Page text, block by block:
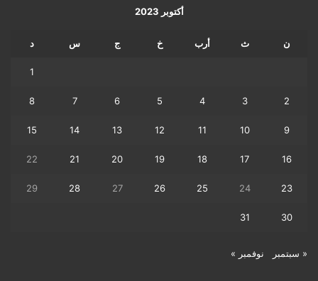
أكتوبر 2023
ن ث أرب خ ج س د
1
2
3
4
5
6
7
8
9
10
11
12
13
14
15
16
17
18
19
20
21
22
23
24
25
26
27
28
29
30
31
« سبتمبر نوفمبر »